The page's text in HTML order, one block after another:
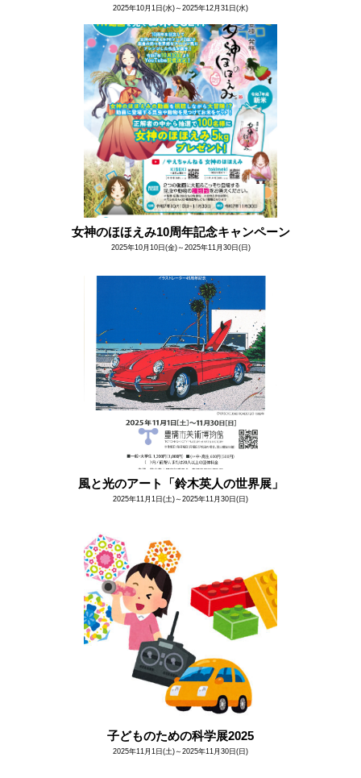
2025年10月1日(水)～2025年12月31日(水)
女神のほほえみ10周年記念キャンペーン
2025年10月10日(金)～2025年11月30日(日)
風と光のアート「鈴木英人の世界展」
2025年11月1日(土)～2025年11月30日(日)
子どものための科学展2025
2025年11月1日(土)～2025年11月30日(日)